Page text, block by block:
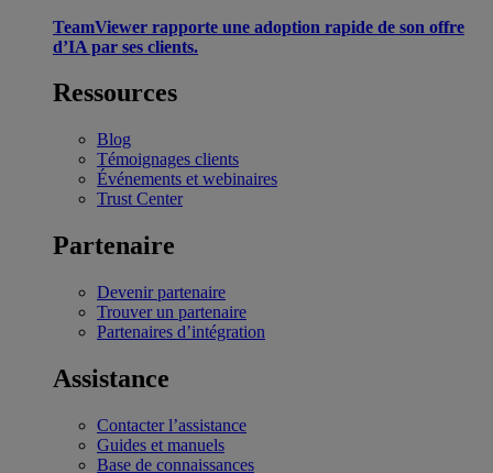
TeamViewer rapporte une adoption rapide de son offre
d’IA par ses clients.
Ressources
Blog
Témoignages clients
Événements et webinaires
Trust Center
Partenaire
Devenir partenaire
Trouver un partenaire
Partenaires d’intégration
Assistance
Contacter l’assistance
Guides et manuels
Base de connaissances